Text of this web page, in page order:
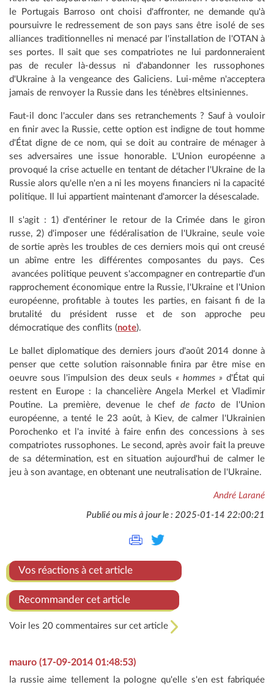
le Portugais Barroso ont choisi d'affronter, ne demande qu'à
poursuivre le redressement de son pays sans être isolé de ses
alliances traditionnelles ni menacé par l'installation de l'OTAN à
ses portes. Il sait que ses compatriotes ne lui pardonneraient
pas de reculer là-dessus ni d'abandonner les russophones
d'Ukraine à la vengeance des Galiciens. Lui-même n'acceptera
jamais de renvoyer la Russie dans les ténèbres eltsiniennes.
Faut-il donc l'acculer dans ses retranchements ? Sauf à vouloir
en finir avec la Russie, cette option est indigne de tout homme
d'État digne de ce nom, qui se doit au contraire de ménager à
ses adversaires une issue honorable. L'Union européenne a
provoqué la crise actuelle en tentant de détacher l'Ukraine de la
Russie alors qu'elle n'en a ni les moyens financiers ni la capacité
politique. Il lui appartient maintenant d'amorcer la désescalade.
Il s'agit : 1) d'entériner le retour de la Crimée dans le giron
russe, 2) d'imposer une fédéralisation de l'Ukraine, seule voie
de sortie après les troubles de ces derniers mois qui ont creusé
un abîme entre les différentes composantes du pays. Ces
avancées politique peuvent s'accompagner en contrepartie d'un
rapprochement économique entre la Russie, l'Ukraine et l'Union
européenne, profitable à toutes les parties, en faisant fi de la
brutalité du président russe et de son approche peu
démocratique des conflits (note).
Le ballet diplomatique des derniers jours d'août 2014 donne à
penser que cette solution raisonnable finira par être mise en
oeuvre sous l'impulsion des deux seuls « hommes » d'État qui
restent en Europe : la chancelière Angela Merkel et Vladimir
Poutine. La première, devenue le chefde facto de l'Union
européenne, a tenté le 23 août, à Kiev, de calmer l'Ukrainien
Porochenko et l'a invité à faire enfin des concessions à ses
compatriotes russophones. Le second, après avoir fait la preuve
de sa détermination, est en situation aujourd'hui de calmer le
jeu à son avantage, en obtenant une neutralisation de l'Ukraine.
André Larané
Publié ou mis à jour le : 2025-01-14 22:00:21
Vos réactions à cet article
Recommander cet article
Voir les 20 commentaires sur cet article
mauro (17-09-2014 01:48:53)
la russie aime tellement la pologne qu'elle s'en est fabriquée